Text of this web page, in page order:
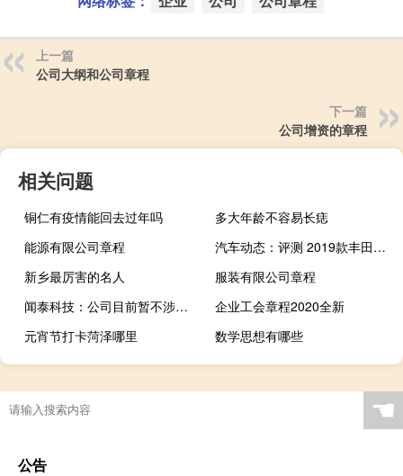
上一篇
公司大纲和公司章程
下一篇
公司增资的章程
相关问题
铜仁有疫情能回去过年吗
多大年龄不容易长痣
能源有限公司章程
汽车动态：评测 2019款丰田霸道2700中东版及兰博基尼URUS怎么样
新乡最厉害的名人
服装有限公司章程
闻泰科技：公司目前暂不涉足超导领域
企业工会章程2020全新
元宵节打卡菏泽哪里
数学思想有哪些
☚
公告